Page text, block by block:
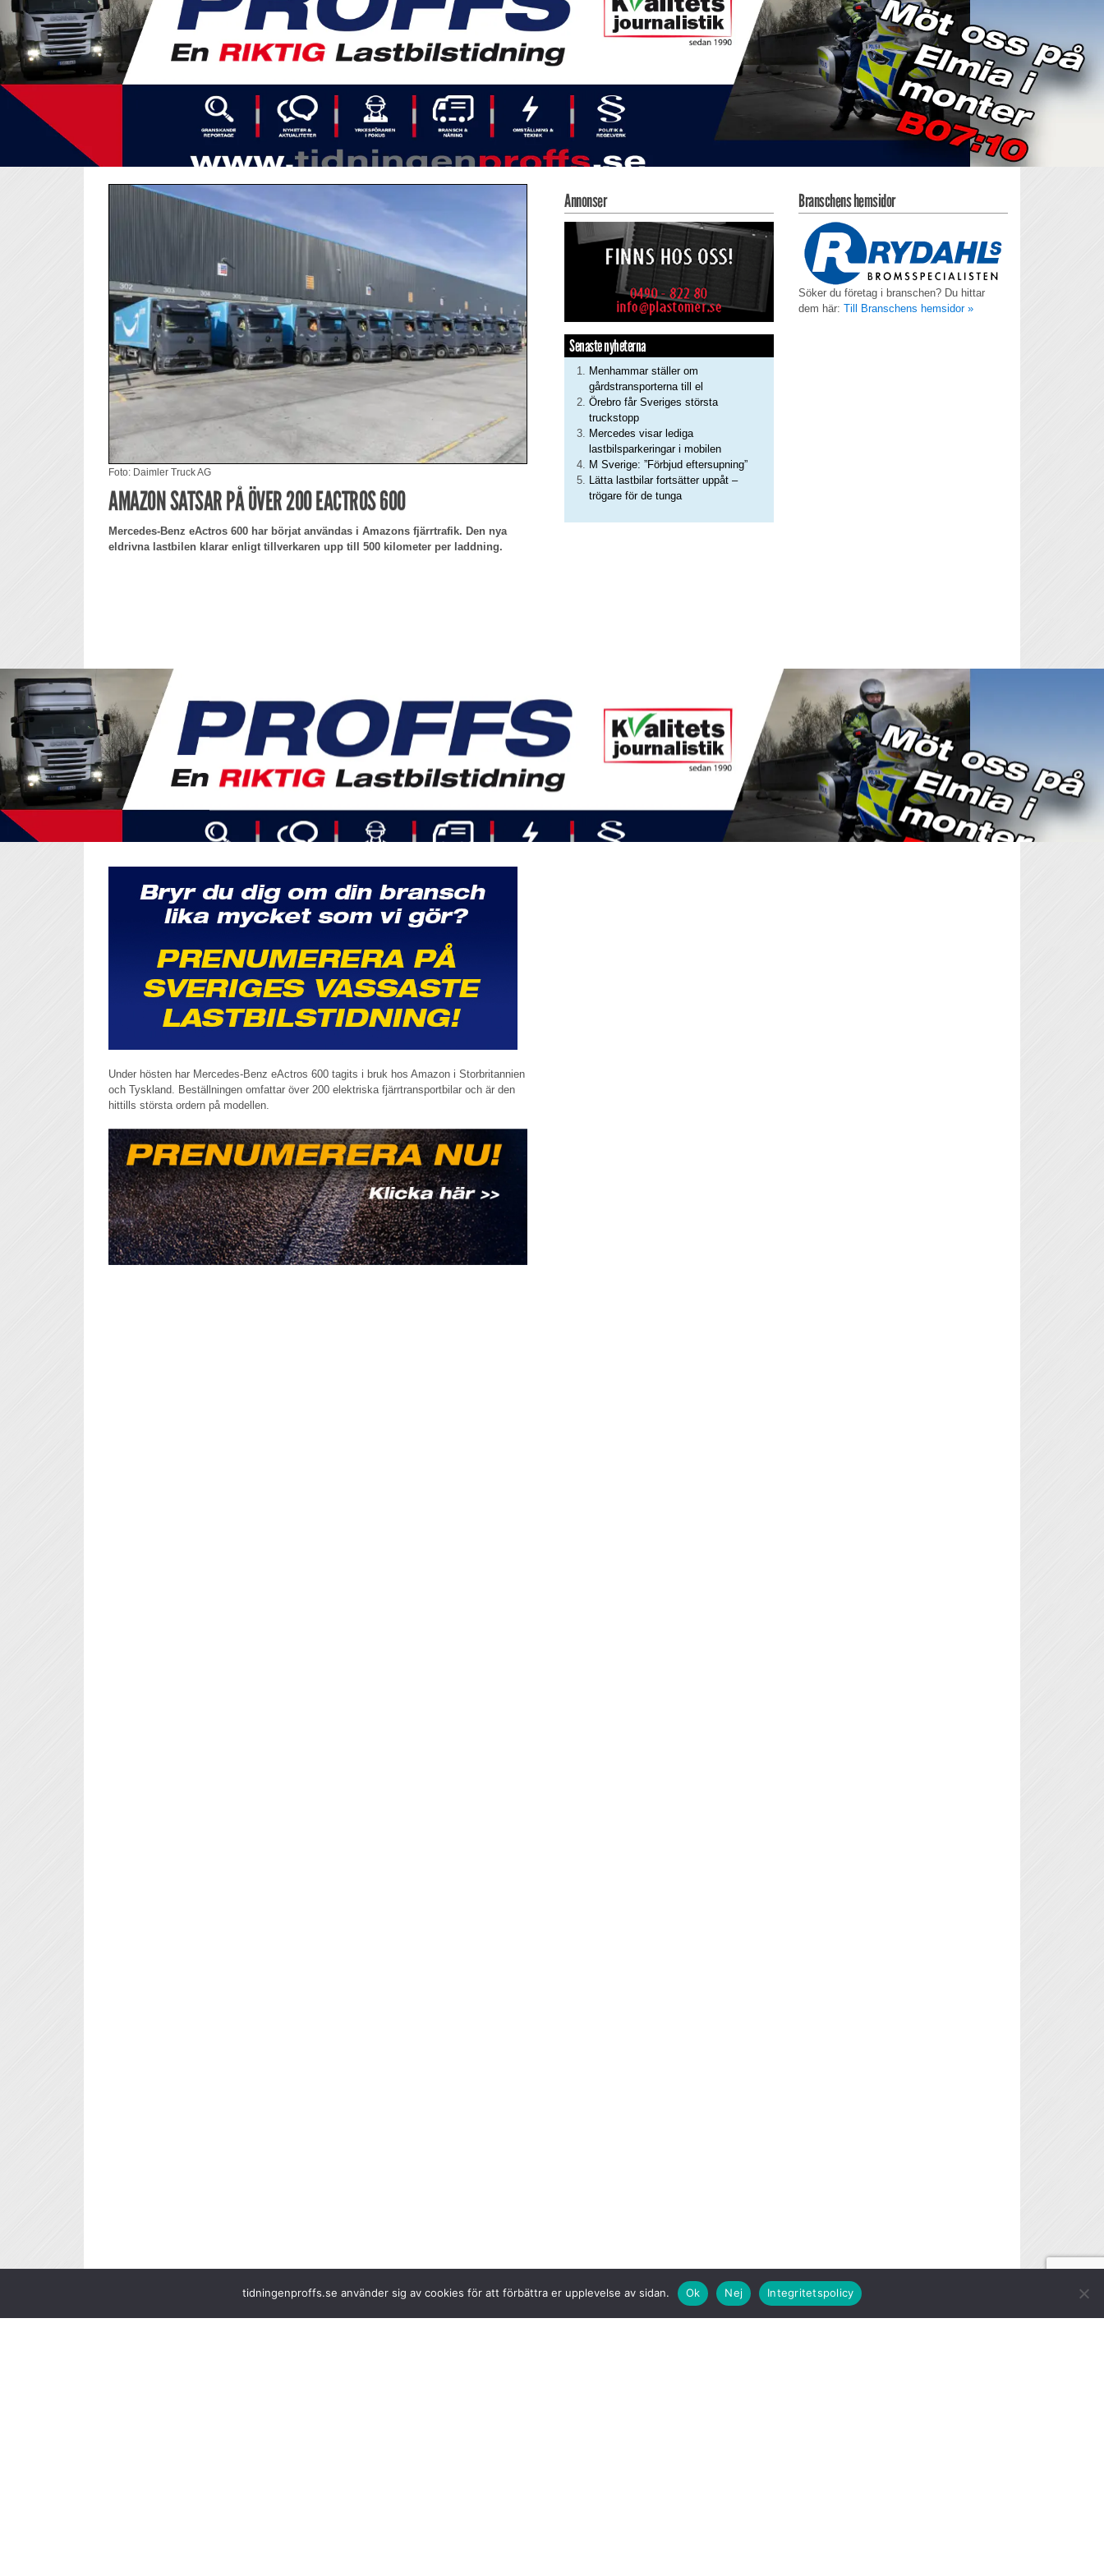
Foto: Daimler Truck AG
AMAZON SATSAR PÅ ÖVER 200 EACTROS 600
Mercedes-Benz eActros 600 har börjat användas i Amazons fjärrtrafik. Den nya
eldrivna lastbilen klarar enligt tillverkaren upp till 500 kilometer per laddning.
Under hösten har Mercedes-Benz eActros 600 tagits i bruk hos Amazon i Storbritannien
och Tyskland. Beställningen omfattar över 200 elektriska fjärrtransportbilar och är den
hittills största ordern på modellen.
Annonser
Senaste nyheterna
Menhammar ställer om
gårdstransporterna till el
Örebro får Sveriges största
truckstopp
Mercedes visar lediga
lastbilsparkeringar i mobilen
M Sverige: ”Förbjud eftersupning”
Lätta lastbilar fortsätter uppåt –
trögare för de tunga
Branschens hemsidor
Söker du företag i branschen? Du hittar
dem här: Till Branschens hemsidor »
tidningenproffs.se använder sig av cookies för att förbättra er upplevelse av sidan. Ok Nej Integritetspolicy